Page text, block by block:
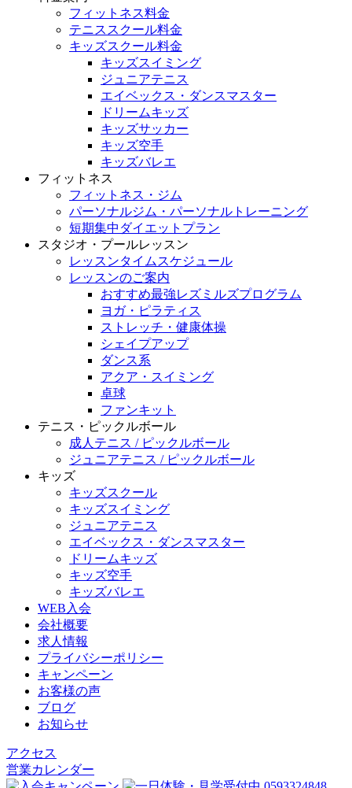
フィットネス料金
テニススクール料金
キッズスクール料金
キッズスイミング
ジュニアテニス
エイベックス・ダンスマスター
ドリームキッズ
キッズサッカー
キッズ空手
キッズバレエ
フィットネス
フィットネス・ジム
パーソナルジム・パーソナルトレーニング
短期集中ダイエットプラン
スタジオ・プールレッスン
レッスンタイムスケジュール
レッスンのご案内
おすすめ最強レズミルズプログラム
ヨガ・ピラティス
ストレッチ・健康体操
シェイプアップ
ダンス系
アクア・スイミング
卓球
ファンキット
テニス・ピックルボール
成人テニス / ピックルボール
ジュニアテニス / ピックルボール
キッズ
キッズスクール
キッズスイミング
ジュニアテニス
エイベックス・ダンスマスター
ドリームキッズ
キッズ空手
キッズバレエ
WEB入会
会社概要
求人情報
プライバシーポリシー
キャンペーン
お客様の声
ブログ
お知らせ
アクセス
営業カレンダー